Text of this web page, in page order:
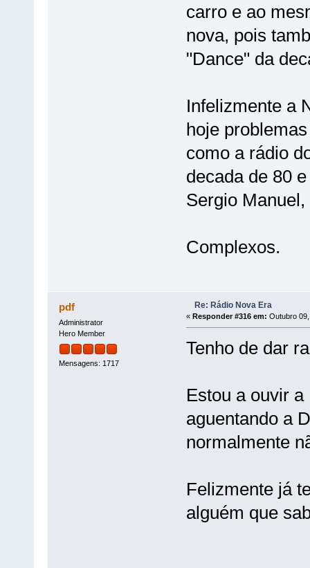
carro e ao
nova, pois
"Dance" da
Infelizmente a
hoje
como a rádio
decada de 80
Sergio
Complexos.
pdf
Administrator
Hero Member
Mensagens: 1717
Re: Rádio Nova Era
« Responder #316 em: Outubro
Tenho de dar
Estou a ouvir
aguentando a
normalmente
Felizmente já
alguém que